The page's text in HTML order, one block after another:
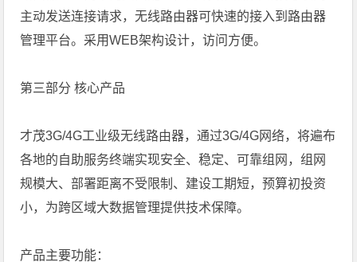
主动发送连接请求，无线路由器可快速的接入到路由器
管理平台。采用WEB架构设计，访问方便。
第三部分 核心产品
才茂3G/4G工业级无线路由器，通过3G/4G网络，将遍布
各地的自助服务终端实现安全、稳定、可靠组网，组网
规模大、部署距离不受限制、建设工期短，预算初投资
小，为跨区域大数据管理提供技术保障。
产品主要功能：